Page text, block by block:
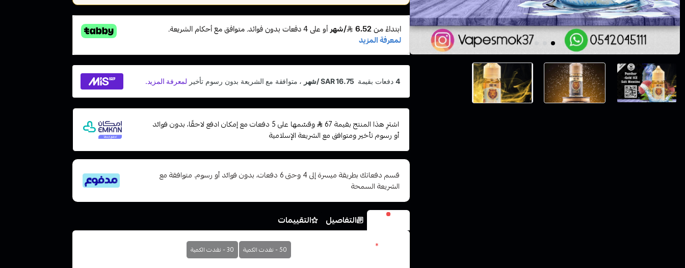
اشترِ هذا المنتج بقيمة 67
وقسّمها على 5 دفعات مع إمكان ادفع لاحقًا، بدون فوائد
أو رسوم تأخير ومتوافق مع الشريعة الإسلامية
قسم دفعاتك بطريقة ميسرة إلى 4 وحتى 6 دفعات، بدون فوائد أو رسوم. متوافقة مع
الشريعة السمحة
الخيارات التفاصيل التقييمات
* 50 - نفدت الكمية 30 - نفدت الكمية